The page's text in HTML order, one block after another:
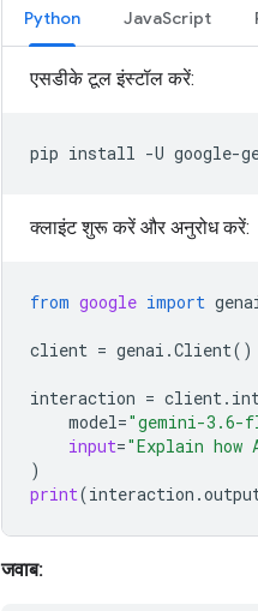
Python JavaScript
एसडीके टूल इंस्टॉल करें:
pip install -U
क्लाइंट शुरू करें और अनुरोध करें:
from google import
client = genai .Client()
interaction = client.
model="gemini-3.6-
input="Explain how
)
print(interaction .
जवाब: